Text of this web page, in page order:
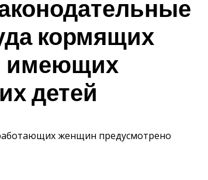
кормящих
имеющих
детей
женщин предусмотрено